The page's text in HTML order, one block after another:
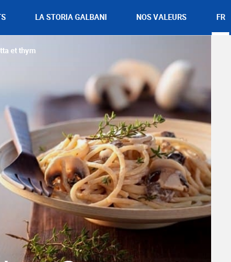
et Pâtes dures
LA STORIA GALBANI NOS VALEURS FR
et thym